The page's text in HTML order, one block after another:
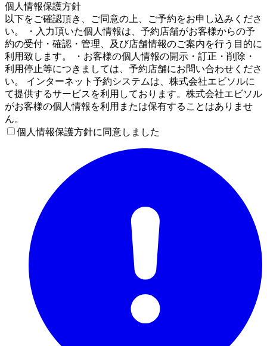
個人情報保護方針
以下をご確認頂き、ご同意の上、ご予約をお申し込みくださ
い。 ・入力頂いた個人情報は、予約店舗がお客様からの予
約の受付・確認・管理、及び店舗情報のご案内を行う目的に
利用致します。 ・お客様の個人情報の開示・訂正・削除・
利用停止等につきましては、予約店舗にお問い合わせくださ
い。 インターネット予約システムは、株式会社エビソルに
て提供するサービスを利用しております。株式会社エビソル
がお客様の個人情報を利用または保有することはありませ
ん。
個人情報保護方針に同意しました